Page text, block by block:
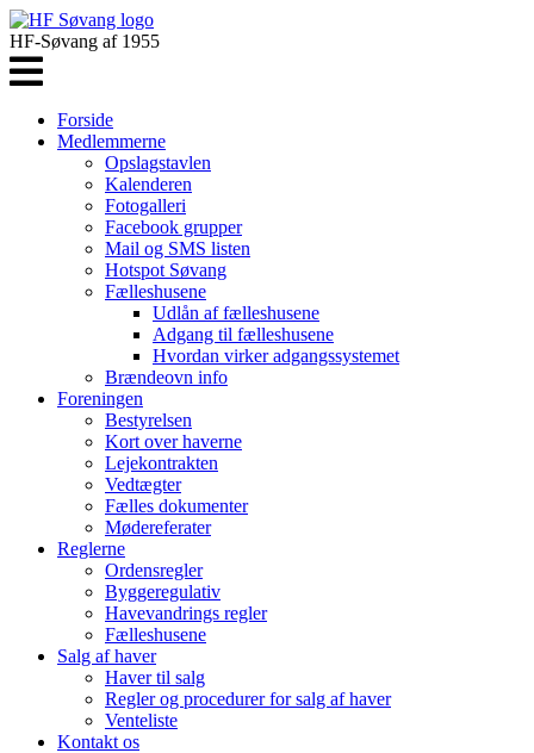
HF-Søvang af 1955
Forside
Medlemmerne
Opslagstavlen
Kalenderen
Fotogalleri
Facebook grupper
Mail og SMS listen
Hotspot Søvang
Fælleshusene
Udlån af fælleshusene
Adgang til fælleshusene
Hvordan virker adgangssystemet
Brændeovn info
Foreningen
Bestyrelsen
Kort over haverne
Lejekontrakten
Vedtægter
Fælles dokumenter
Mødereferater
Reglerne
Ordensregler
Byggeregulativ
Havevandrings regler
Fælleshusene
Salg af haver
Haver til salg
Regler og procedurer for salg af haver
Venteliste
Kontakt os